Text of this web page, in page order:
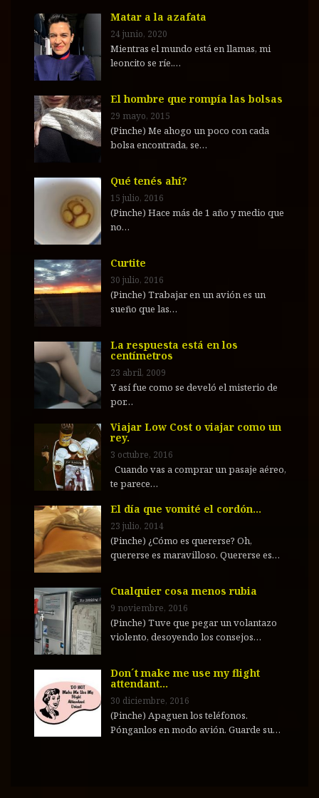
Matar a la azafata
24 junio, 2020
Mientras el mundo está en llamas, mi
leoncito se ríe.…
El hombre que rompía las bolsas
29 mayo, 2015
(Pinche) Me ahogo un poco con cada
bolsa encontrada, se…
Qué tenés ahí?
15 julio, 2016
(Pinche) Hace más de 1 año y medio que
no…
Curtite
30 julio, 2016
(Pinche) Trabajar en un avión es un
sueño que las…
La respuesta está en los
centímetros
23 abril, 2009
Y así fue como se develó el misterio de
por…
Viajar Low Cost o viajar como un
rey.
3 octubre, 2016
Cuando vas a comprar un pasaje aéreo,
te parece…
El día que vomité el cordón…
23 julio, 2014
(Pinche) ¿Cómo es quererse? Oh,
quererse es maravilloso. Quererse es…
Cualquier cosa menos rubia
9 noviembre, 2016
(Pinche) Tuve que pegar un volantazo
violento, desoyendo los consejos…
Don´t make me use my flight
attendant…
30 diciembre, 2016
(Pinche) Apaguen los teléfonos.
Pónganlos en modo avión. Guarde su…